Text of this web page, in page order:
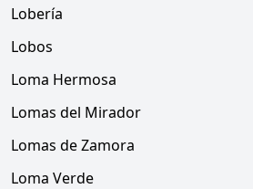
Lobería
Lobos
Loma Hermosa
Lomas del Mirador
Lomas de Zamora
Loma Verde